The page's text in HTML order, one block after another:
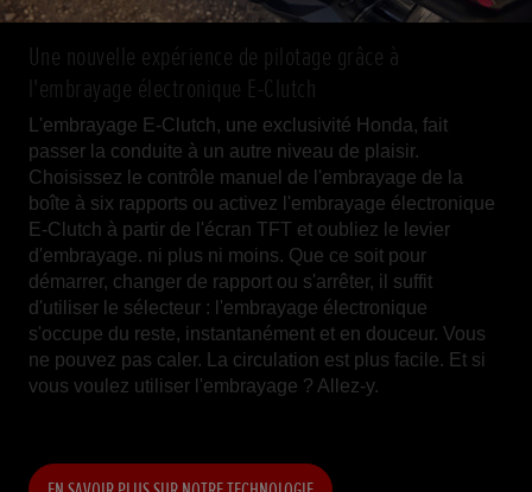
Une nouvelle expérience de pilotage grâce à
l'embrayage électronique E-Clutch
L'embrayage E-Clutch, une exclusivité Honda, fait
passer la conduite à un autre niveau de plaisir.
Choisissez le contrôle manuel de l'embrayage de la
boîte à six rapports ou activez l'embrayage électronique
E-Clutch à partir de l'écran TFT et oubliez le levier
d'embrayage. ni plus ni moins. Que ce soit pour
démarrer, changer de rapport ou s'arrêter, il suffit
d'utiliser le sélecteur : l'embrayage électronique
s'occupe du reste, instantanément et en douceur. Vous
ne pouvez pas caler. La circulation est plus facile. Et si
vous voulez utiliser l'embrayage ? Allez-y.